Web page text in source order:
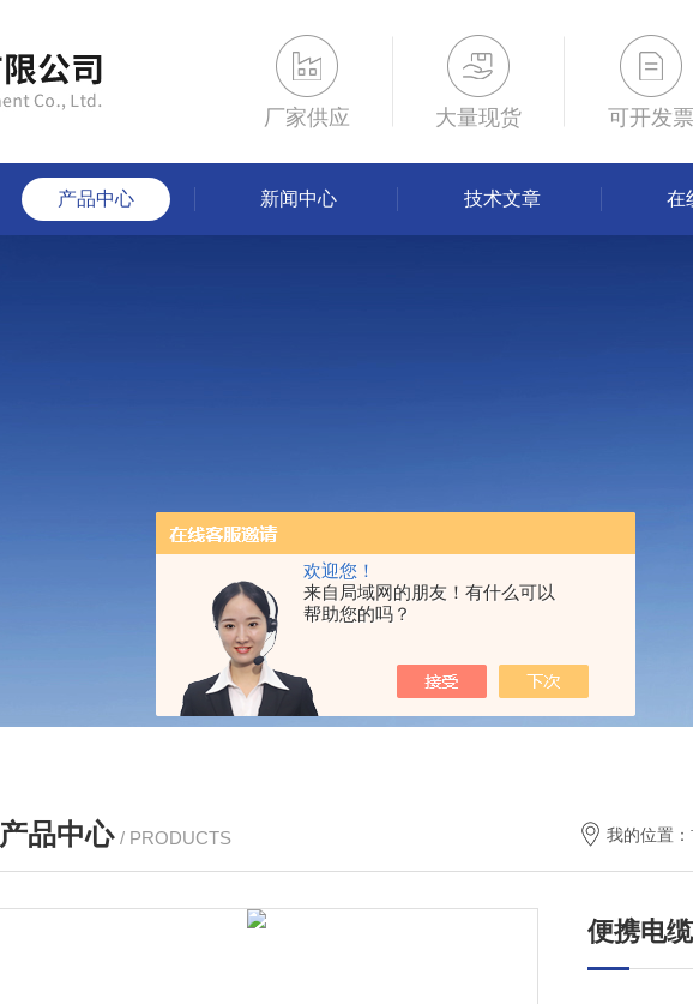
欢迎您！
来自局域网的朋友！有什么可以
帮助您的吗？
厂家供应 大量现货 可开发票
产品中心 新闻中心 技术文章 在
产品中心 / PRODUCTS 我的位置：
便携电